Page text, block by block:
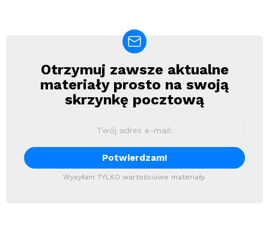
Newsletter
Otrzymuj zawsze aktualne
materiały prosto na swoją
skrzynkę pocztową
Wysyłam TYLKO wartościowe materiały.